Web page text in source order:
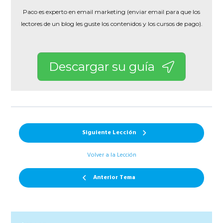
Paco es experto en email marketing (enviar email para que los
lectores de un blog les guste los contenidos y los cursos de pago).
Descargar su guía
Anterior Tema
Volver a la Lección
Siguiente Lección